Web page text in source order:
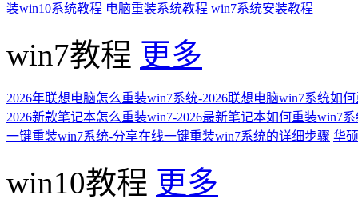
装win10系统教程 电脑重装系统教程 win7系统安装教程
win7教程 更多
2026年联想电脑怎么重装win7系统-2026联想电脑win7系统如
2026新款笔记本怎么重装win7-2026最新笔记本如何重装win7
一键重装win7系统-分享在线一键重装win7系统的详细步骤 华
win10教程 更多